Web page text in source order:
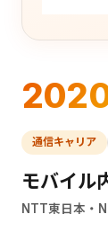
通信キャリア
モバイル
NTT東日本・